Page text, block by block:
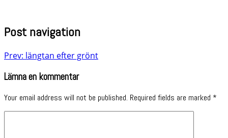
Post navigation
Prev: längtan efter grönt
Lämna en kommentar
Your email address will not be published. Required fields are marked *